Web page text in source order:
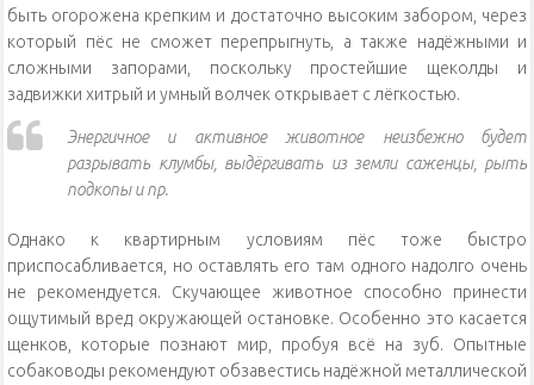
быть огорожена крепким и достаточно высоким забором, через
который пёс не сможет перепрыгнуть, а также надёжными и
сложными запорами, поскольку простейшие щеколды и
задвижки хитрый и умный волчек открывает с лёгкостью.
Энергичное и активное животное неизбежно будет
разрывать клумбы, выдёргивать из земли саженцы, рыть
подкопы и пр.
Однако к квартирным условиям пёс тоже быстро
приспосабливается, но оставлять его там одного надолго очень
не рекомендуется. Скучающее животное способно принести
ощутимый вред окружающей остановке. Особенно это касается
щенков, которые познают мир, пробуя всё на зуб. Опытные
собаководы рекомендуют обзавестись надёжной металлической